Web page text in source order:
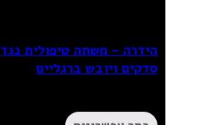
הידרה – משחה טיפולית נגד
סדקים ויובש ברגליים